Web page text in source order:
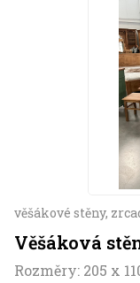
věšákové stěny,
Věšáková
Rozměry: 205 x